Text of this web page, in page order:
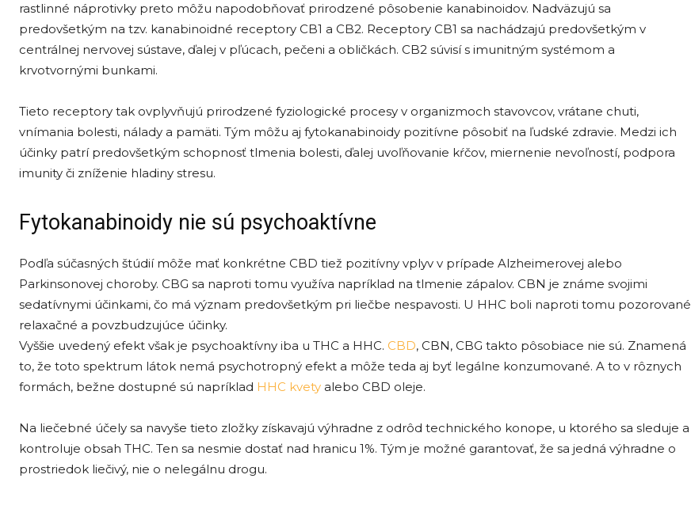
rastlinné náprotivky preto môžu napodobňovať prirodzené pôsobenie kanabinoidov. Nadväzujú sa
predovšetkým na tzv. kanabinoidné receptory CB1 a CB2. Receptory CB1 sa nachádzajú predovšetkým v
centrálnej nervovej sústave, ďalej v pľúcach, pečeni a obličkách. CB2 súvisí s imunitným systémom a
krvotvornými bunkami.
Tieto receptory tak ovplyvňujú prirodzené fyziologické procesy v organizmoch stavovcov, vrátane chuti,
vnímania bolesti, nálady a pamäti. Tým môžu aj fytokanabinoidy pozitívne pôsobiť na ľudské zdravie. Medzi ich
účinky patrí predovšetkým schopnosť tlmenia bolesti, ďalej uvoľňovanie kŕčov, miernenie nevoľností, podpora
imunity či zníženie hladiny stresu.
Fytokanabinoidy nie sú psychoaktívne
Podľa súčasných štúdií môže mať konkrétne CBD tiež pozitívny vplyv v prípade Alzheimerovej alebo
Parkinsonovej choroby. CBG sa naproti tomu využíva napríklad na tlmenie zápalov. CBN je známe svojimi
sedatívnymi účinkami, čo má význam predovšetkým pri liečbe nespavosti. U HHC boli naproti tomu pozorované
relaxačné a povzbudzujúce účinky.
Vyššie uvedený efekt však je psychoaktívny iba u THC a HHC. CBD, CBN, CBG takto pôsobiace nie sú. Znamená
to, že toto spektrum látok nemá psychotropný efekt a môže teda aj byť legálne konzumované. A to v rôznych
formách, bežne dostupné sú napríklad HHC kvety alebo CBD oleje.
Na liečebné účely sa navyše tieto zložky získavajú výhradne z odrôd technického konope, u ktorého sa sleduje a
kontroluje obsah THC. Ten sa nesmie dostať nad hranicu 1%. Tým je možné garantovať, že sa jedná výhradne o
prostriedok liečivý, nie o nelegálnu drogu.